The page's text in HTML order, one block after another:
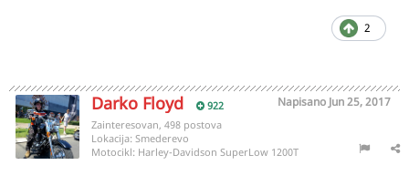
2
Darko Floyd 922 Napisano Jun 25, 2017
Zainteresovan, 498 postova
Lokacija: Smederevo
Motocikl: Harley-Davidson SuperLow 1200T